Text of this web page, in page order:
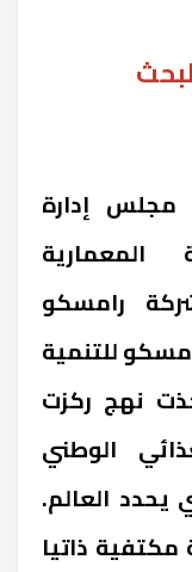
مجلس إدارة
رامسكو
للتنمية
نهج ركزت
الوطني
يحدد العالم.
ذاتيا